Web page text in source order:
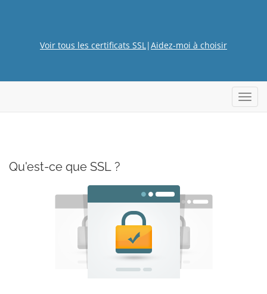
Voir tous les certificats SSL|Aidez-moi à choisir
Qu'est-ce que SSL ?